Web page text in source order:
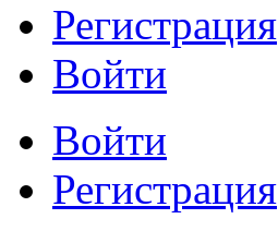
Регистрация
Войти
Войти
Регистрация